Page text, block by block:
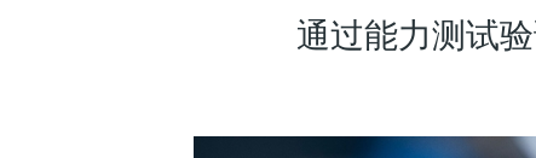
通过能力测试